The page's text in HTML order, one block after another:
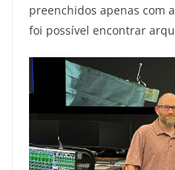
preenchidos apenas com
foi possível encontrar